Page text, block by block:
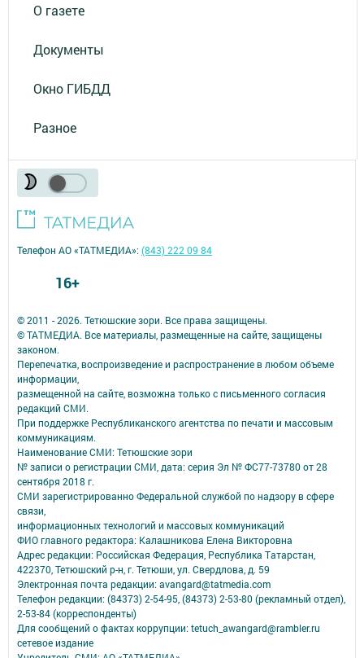
О газете
Документы
Окно ГИБДД
Разное
© 2011 - 2026. Тетюшские зори. Все права защищены.
© ТАТМЕДИА. Все материалы, размещенные на сайте, защищены
законом.
Перепечатка, воспроизведение и распространение в любом объеме
информации,
размещенной на сайте, возможна только с письменного согласия
редакций СМИ.
При поддержке Республиканского агентства по печати и массовым
коммуникациям.
Наименование СМИ: Тетюшские зори
№ записи о регистрации СМИ, дата: серия Эл № ФС77-73780 от 28
сентября 2018 г.
СМИ зарегистрированно Федеральной службой по надзору в сфере
связи,
информационных технологий и массовых коммуникаций
ФИО главного редактора: Калашникова Елена Викторовна
Адрес редакции: Российская Федерация, Республика Татарстан,
422370, Тетюшский р-н, г. Тетюши, ул. Свердлова, д. 59
Электронная почта редакции: avangard@tatmedia.com
Телефон редакции: (84373) 2-54-95, (84373) 2-53-80 (рекламный отдел),
2-53-84 (корреспонденты)
Для сообщений о фактах коррупции: tetuch_awangard@rambler.ru
сетевое издание
Телефон АО «ТАТМЕДИА»:(843) 222 09 84
16+